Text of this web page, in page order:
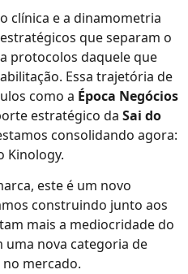
clínica e a dinamometria
que separam o
protocolos daquele que
Essa trajetória de
como a Época Negócios
estratégico da Sai do
consolidando agora:
Kinology.
este é um novo
construindo junto aos
mais a mediocridade do
uma nova categoria de
mercado.